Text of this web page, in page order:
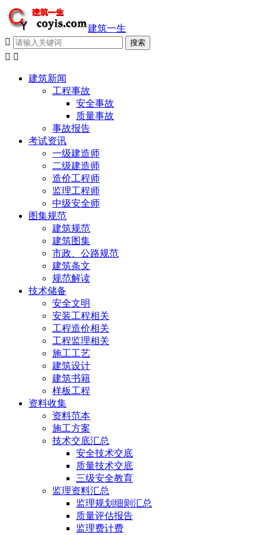
建筑一生

 
建筑新闻
工程事故
安全事故
质量事故
事故报告
考试资讯
一级建造师
二级建造师
造价工程师
监理工程师
中级安全师
图集规范
建筑规范
建筑图集
市政、公路规范
建筑条文
规范解读
技术储备
安全文明
安装工程相关
工程造价相关
工程监理相关
施工工艺
建筑设计
建筑书籍
样板工程
资料收集
资料范本
施工方案
技术交底汇总
安全技术交底
质量技术交底
三级安全教育
监理资料汇总
监理规划细则汇总
质量评估报告
监理费计费